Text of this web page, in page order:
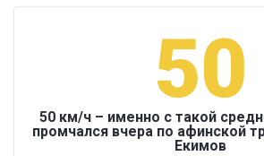
50
50 км/ч – именно с такой
промчался вчера по афинской
Екимов